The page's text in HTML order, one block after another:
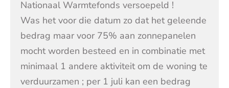
Nationaal Warmtefonds versoepeld !
Was het voor die datum zo dat het geleende
bedrag maar voor 75% aan zonnepanelen
mocht worden besteed en in combinatie met
minimaal 1 andere aktiviteit om de woning te
verduurzamen ; per 1 juli kan een bedrag